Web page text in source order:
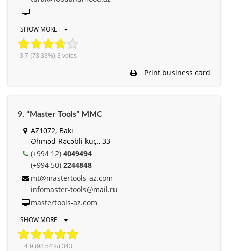
SHOW MORE
3.7 (73.33%) 3 votes
Print business card
9. “Master Tools” MMC
AZ1072, Bakı
Əhməd Rəcəbli küç., 33
(+994 12) 4049494
(+994 50) 2244848
mt@mastertools-az.com
infomaster-tools@mail.ru
mastertools-az.com
SHOW MORE
4.9 (98.54%) 343